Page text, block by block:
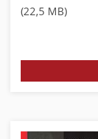
(22,5 MB)